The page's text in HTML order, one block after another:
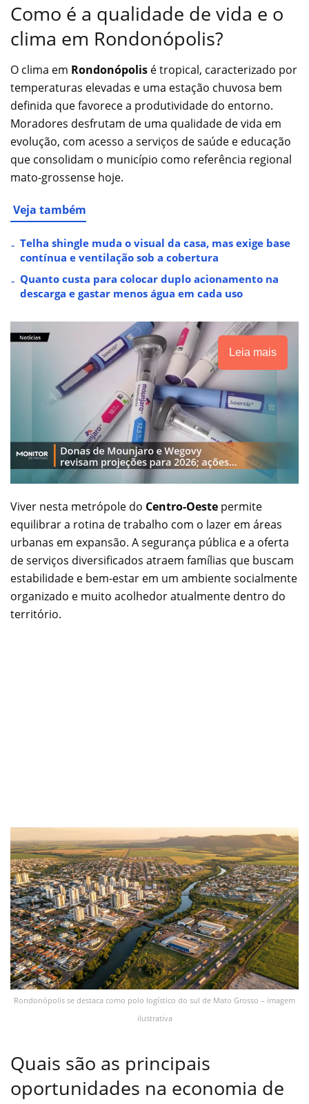
Como é a qualidade de vida e o
clima em Rondonópolis?
O clima em Rondonópolis é tropical, caracterizado por
temperaturas elevadas e uma estação chuvosa bem
definida que favorece a produtividade do entorno.
Moradores desfrutam de uma qualidade de vida em
evolução, com acesso a serviços de saúde e educação
que consolidam o município como referência regional
mato-grossense hoje.
Veja também
Telha shingle muda o visual da casa, mas exige base
contínua e ventilação sob a cobertura
Quanto custa para colocar duplo acionamento na
descarga e gastar menos água em cada uso
Leia mais
Viver nesta metrópole do Centro-Oeste permite
equilibrar a rotina de trabalho com o lazer em áreas
urbanas em expansão. A segurança pública e a oferta
de serviços diversificados atraem famílias que buscam
estabilidade e bem-estar em um ambiente socialmente
organizado e muito acolhedor atualmente dentro do
território.
Rondonópolis se destaca como polo logístico do sul de Mato Grosso – imagem
ilustrativa
Quais são as principais
oportunidades na economia de